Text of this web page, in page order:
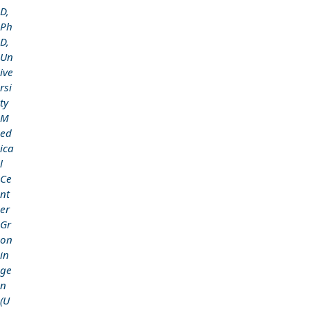
D,
Ph
D,
Un
ive
rsi
ty
M
ed
ica
l
Ce
nt
er
Gr
on
in
ge
n
(U